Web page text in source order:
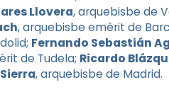
Llovera, arquebisbe de
, arquebisbe emèrit de
Fernando Sebastián
de Tudela; Ricardo
Sierra, arquebisbe de Madrid.